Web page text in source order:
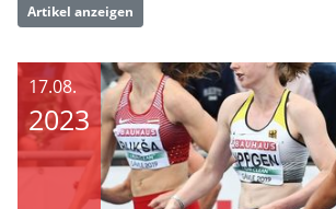
Artikel anzeigen
17.08.
2023